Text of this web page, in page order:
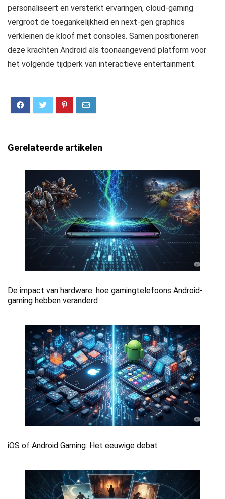
personaliseert en versterkt ervaringen, cloud-gaming
vergroot de toegankelijkheid en next-gen graphics
verkleinen de kloof met consoles. Samen positioneren
deze krachten Android als toonaangevend platform voor
het volgende tijdperk van interactieve entertainment.
Gerelateerde artikelen
De impact van hardware: hoe gamingtelefoons Android-
gaming hebben veranderd
iOS of Android Gaming: Het eeuwige debat